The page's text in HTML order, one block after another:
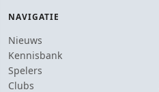
NAVIGATIE
Nieuws
Kennisbank
Spelers
Clubs